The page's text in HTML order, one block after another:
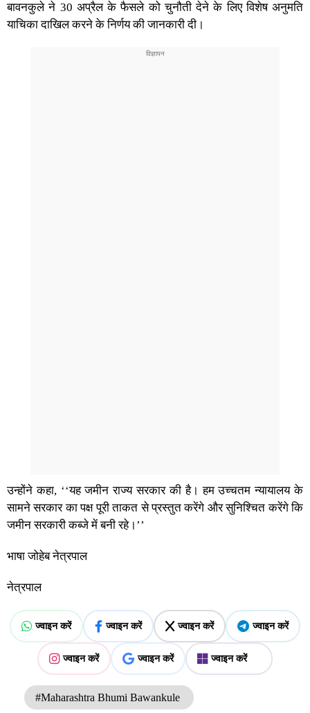
बावनकुले ने 30 अप्रैल के फैसले को चुनौती देने के लिए विशेष अनुमति
याचिका दाखिल करने के निर्णय की जानकारी दी।
उन्होंने कहा, ‘‘यह जमीन राज्य सरकार की है। हम उच्चतम न्यायालय के
सामने सरकार का पक्ष पूरी ताकत से प्रस्तुत करेंगे और सुनिश्चित करेंगे कि
जमीन सरकारी कब्जे में बनी रहे।’’
भाषा जोहेब नेत्रपाल
नेत्रपाल
ज्वाइन करें ज्वाइन करें ज्वाइन करें ज्वाइन करें
ज्वाइन करें ज्वाइन करें ज्वाइन करें
#Maharashtra Bhumi Bawankule